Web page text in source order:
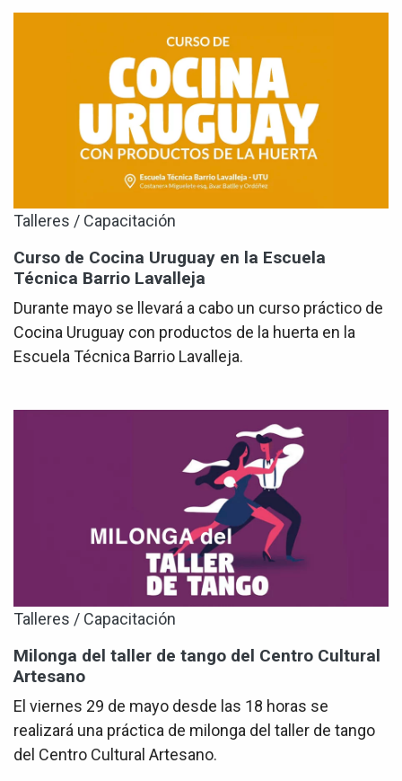
Talleres / Capacitación
Curso de Cocina Uruguay en la Escuela
Técnica Barrio Lavalleja
Durante mayo se llevará a cabo un curso práctico de
Cocina Uruguay con productos de la huerta en la
Escuela Técnica Barrio Lavalleja.
Talleres / Capacitación
Milonga del taller de tango del Centro Cultural
Artesano
El viernes 29 de mayo desde las 18 horas se
realizará una práctica de milonga del taller de tango
del Centro Cultural Artesano.